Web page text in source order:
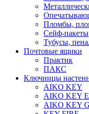
Пломбы,
Сейф-пакеты
Тубусы,
Почтовые ящики
Практик
ПАКС
Ключницы
AIKO KEY
AIKO KEY
AIKO KEY G